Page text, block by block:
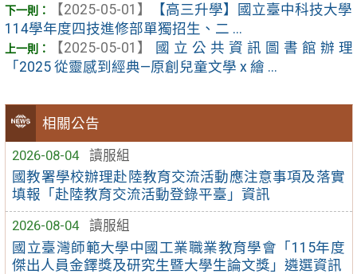
相關公告
2026-08-04
讀服組
國教署學校辦理赴陸教育交流活動應注意事項及落實
填報「赴陸教育交流活動登錄平臺」資訊
2026-08-04
讀服組
國立臺灣師範大學中國工業職業教育學會「115年度
傑出人員金鐸獎及研究生暨大學生論文獎」遴選資訊
【2025-05-01】
【高三升學】國立臺中科技大學
114學年度四技進修部單獨招生、二 ...
【2025-05-01】
國立公共資訊圖書館辦理
「2025 從靈感到經典—原創兒童文學 x 繪 ...